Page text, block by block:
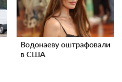
Водонаеву оштрафовали
в США